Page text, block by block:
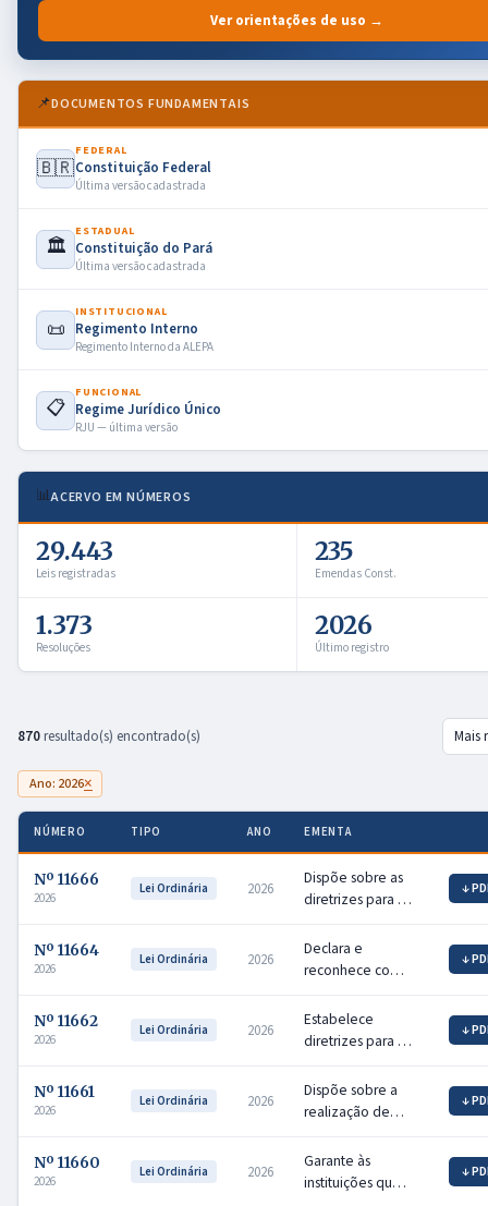
870resultado(s) encontrado(s)
Ano: 2026×
NÚMERO TIPO ANO EMENTA
Nº 11666
2026
Lei Ordinária 2026
Dispõe sobre as
diretrizes para a
execução da Lei
Orçamentária
↓
Nº 11664
2026
Lei Ordinária 2026
Declara e
reconhece como
pública para o
Estado do Pará, o
Central Park.
↓
Nº 11662
2026
Lei Ordinária 2026
Estabelece
diretrizes para a
pública estadual
de saúde de
médicas e
terapêuticas por
videoconferência
↓
Nº 11661
2026
Lei Ordinária 2026
Dispõe sobre a
realização de
para a promoção
da saúde da
↓
Nº 11660
2026
Lei Ordinária 2026
Garante às
instituições que
↓
Ver orientações de uso →
📌DOCUMENTOS FUNDAMENTAIS
🇧🇷
FEDERAL
Constituição Federal
Última versão cadastrada
🏛️
ESTADUAL
Constituição do Pará
Última versão cadastrada
📜
INSTITUCIONAL
Regimento Interno
Regimento Interno da ALEPA
📋
FUNCIONAL
Regime Jurídico Único
RJU — última versão
📊ACERVO EM NÚMEROS
29.443
Leis registradas
235
Emendas Const.
1.373
Resoluções
2026
Último registro